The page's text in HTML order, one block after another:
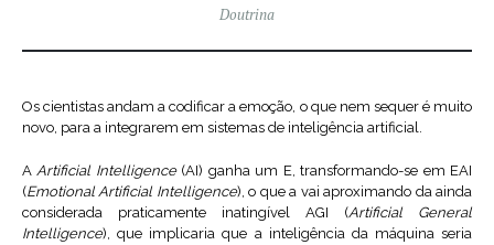
Doutrina
Os cientistas andam a codificar a emoção, o que nem sequer é muito
novo, para a integrarem em sistemas de inteligência artificial.
AArtificial Intelligence(AI) ganha um E, transformando-se em EAI
(Emotional Artificial Intelligence), o que a vai aproximando da ainda
considerada praticamente inatingível AGI (Artificial General
Intelligence), que implicaria que a inteligência da máquina seria